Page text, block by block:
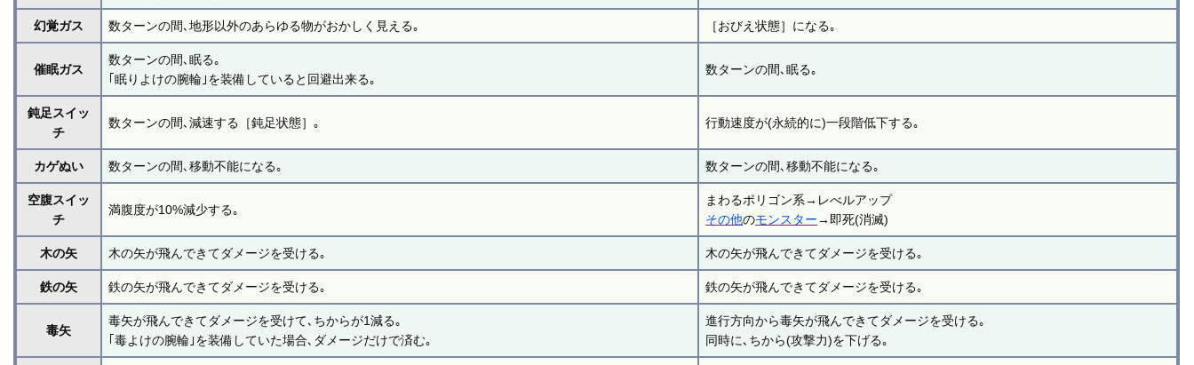
幻覚ガス 数ターンの間､地形以外のあらゆる物がおかしく見える｡ ［おびえ状態］になる｡
催眠ガス
数ターンの間､眠る｡
｢眠りよけの腕輪｣を装備していると回避出来る｡
数ターンの間､眠る｡
鈍足スイッ
チ
数ターンの間､減速する［鈍足状態］｡ 行動速度が(永続的に)一段階低下する｡
カゲぬい 数ターンの間､移動不能になる｡ 数ターンの間､移動不能になる｡
空腹スイッ
チ
満腹度が10%減少する｡
まわるポリゴン系→レべルアップ
その他のモンスター→即死(消滅)
木の矢 木の矢が飛んできてダメージを受ける｡ 木の矢が飛んできてダメージを受ける｡
鉄の矢 鉄の矢が飛んできてダメージを受ける｡ 鉄の矢が飛んできてダメージを受ける｡
毒矢
毒矢が飛んできてダメージを受けて､ちからが1減る｡
｢毒よけの腕輪｣を装備していた場合､ダメージだけで済む｡
進行方向から毒矢が飛んできてダメージを受ける｡
同時に､ちから(攻撃力)を下げる｡